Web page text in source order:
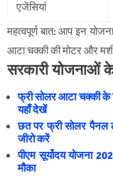
एजेंसियां
महत्वपूर्ण बात: आप इन
आटा चक्की की मोटर और
सरकारी योजनाओं
फ्री सोलर आटा चक्की के
यहाँ देखें
छत पर फ्री सोलर पैनल
जीरो करें
पीएम सूर्योदय योजना
मौका